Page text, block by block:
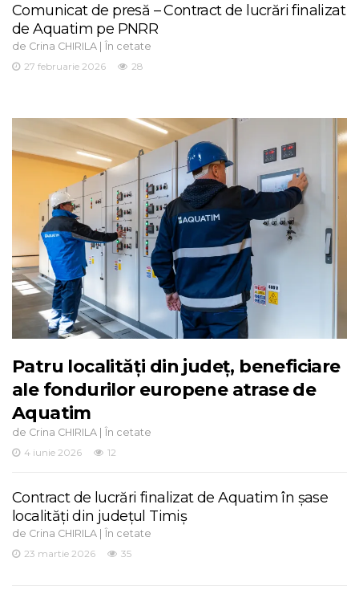
Comunicat de presă – Contract de lucrări finalizat
de Aquatim pe PNRR
de Crina CHIRILA | În cetate
27 februarie 2026
28
Patru localități din județ, beneficiare
ale fondurilor europene atrase de
Aquatim
de Crina CHIRILA | În cetate
4 iunie 2026
12
Contract de lucrări finalizat de Aquatim în șase
localități din județul Timiș
de Crina CHIRILA | În cetate
23 martie 2026
35